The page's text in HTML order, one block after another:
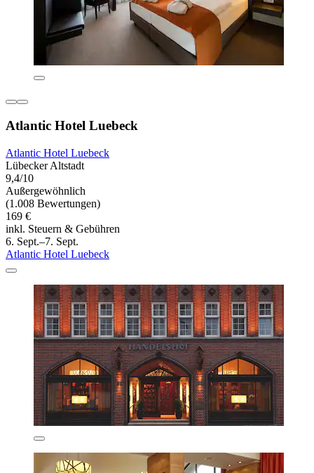
Atlantic Hotel Luebeck
Atlantic Hotel Luebeck
Lübecker Altstadt
9,4/10
Außergewöhnlich
(1.008 Bewertungen)
169 €
inkl. Steuern & Gebühren
6. Sept.–7. Sept.
Atlantic Hotel Luebeck